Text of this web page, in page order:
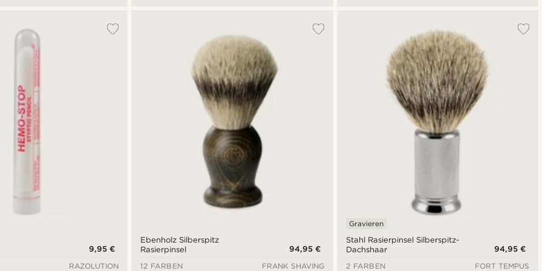
9,95 €
RAZOLUTION
Ebenholz Silberspitz
Rasierpinsel
94,95 €
12 FARBEN
FRANK SHAVING
Stahl Rasierpinsel Silberspitz-
Dachshaar
Gravieren
94,95 €
2 FARBEN
FORT TEMPUS